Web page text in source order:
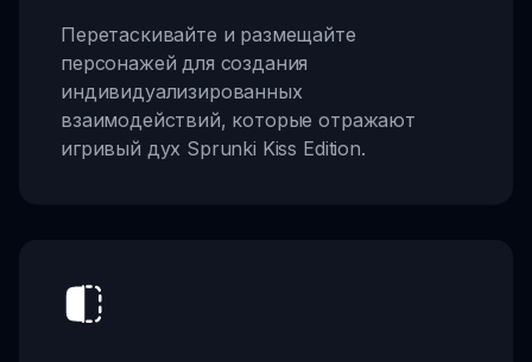
Перетаскивайте и размещайте
персонажей для создания
индивидуализированных
взаимодействий, которые отражают
игривый дух Sprunki Kiss Edition.